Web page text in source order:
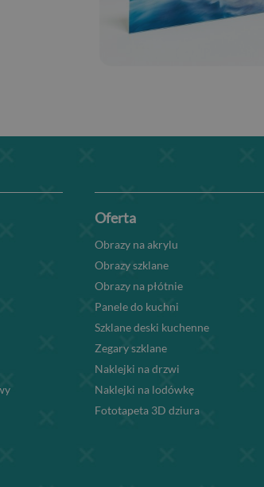
Oferta
Obrazy na akrylu
Obrazy szklane
Obrazy na płótnie
Panele do kuchni
Szklane deski kuchenne
Zegary szklane
Naklejki na drzwi
Naklejki na lodówkę
Fototapeta 3D dziura